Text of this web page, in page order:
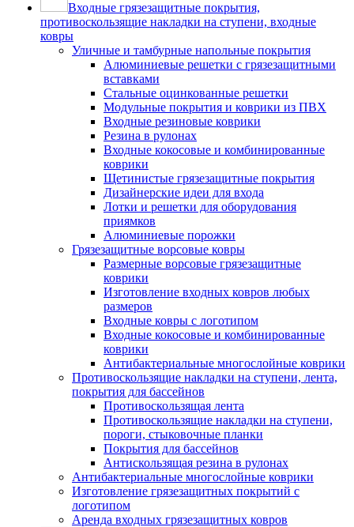
Входные грязезащитные покрытия,
противоскользящие накладки на ступени, входные
ковры
Уличные и тамбурные напольные покрытия
Алюминиевые решетки с грязезащитными
вставками
Стальные оцинкованные решетки
Модульные покрытия и коврики из ПВХ
Входные резиновые коврики
Резина в рулонах
Входные кокосовые и комбинированные
коврики
Щетинистые грязезащитные покрытия
Дизайнерские идеи для входа
Лотки и решетки для оборудования
приямков
Алюминиевые порожки
Грязезащитные ворсовые ковры
Размерные ворсовые грязезащитные
коврики
Изготовление входных ковров любых
размеров
Входные ковры с логотипом
Входные кокосовые и комбинированные
коврики
Антибактериальные многослойные коврики
Противоскользящие накладки на ступени, лента,
покрытия для бассейнов
Противоскользящая лента
Противоскользящие накладки на ступени,
пороги, стыковочные планки
Покрытия для бассейнов
Антискользящая резина в рулонах
Антибактериальные многослойные коврики
Изготовление грязезащитных покрытий с
логотипом
Аренда входных грязезащитных ковров